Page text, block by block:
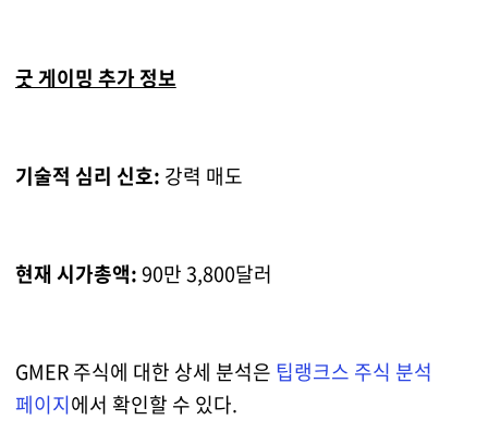
굿 게이밍 추가 정보
기술적 심리 신호: 강력 매도
현재 시가총액:90만 3,800달러
GMER 주식에 대한 상세 분석은 팁랭크스 주식 분석
페이지에서 확인할 수 있다.